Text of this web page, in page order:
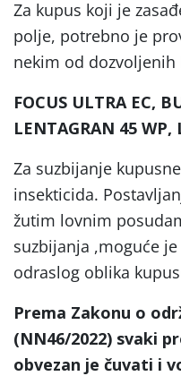
Za kupus koji je
polje, potrebno je
nekim od dozvoljenih
FOCUS ULTRA EC,
LENTAGRAN 45 WP,
Za suzbijanje
insekticida.
žutim lovnim
suzbijanja ,moguće
odraslog oblika
Prema Zakonu o
(NN46/2022) svaki
obvezan je čuvati i